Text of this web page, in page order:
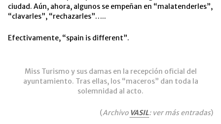
ciudad. Aún, ahora, algunos se empeñan en “malatenderles”,
“clavarles”, “rechazarles”…..
Efectivamente, “spain is different”.
Miss Turismo y sus damas en la recepción oficial del
ayuntamiento. Tras ellas, los “maceros” dan toda la
solemnidad al acto.
(Archivo VASIL: ver más entradas)